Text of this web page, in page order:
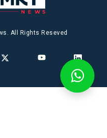
All Rights Reseved